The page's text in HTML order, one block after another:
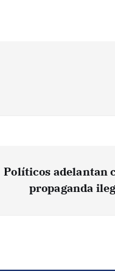
Políticos adelantan
propaganda